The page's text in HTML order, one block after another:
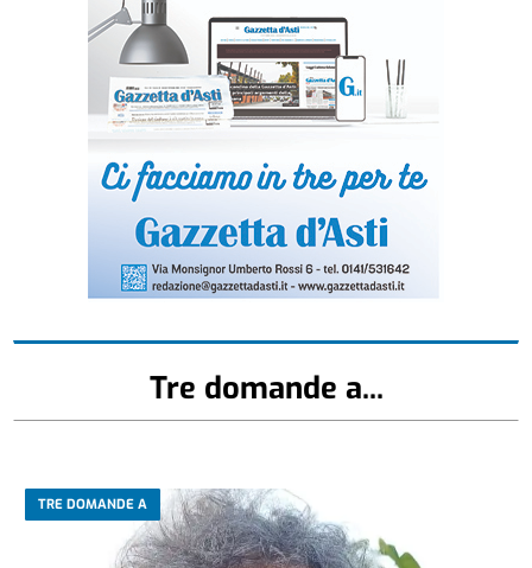
Tre domande a...
TRE DOMANDE A